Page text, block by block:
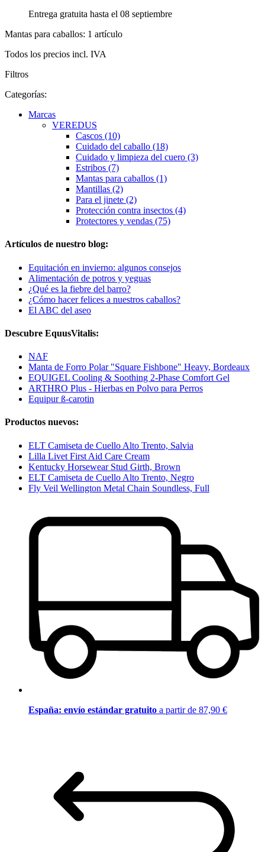
Entrega gratuita hasta el 08 septiembre
Mantas para caballos: 1 artículo
Todos los precios incl. IVA
Filtros
Categorías:
Marcas
VEREDUS
Cascos (10)
Cuidado del caballo (18)
Cuidado y limpieza del cuero (3)
Estribos (7)
Mantas para caballos (1)
Mantillas (2)
Para el jinete (2)
Protección contra insectos (4)
Protectores y vendas (75)
Artículos de nuestro blog:
Equitación en invierno: algunos consejos
Alimentación de potros y yeguas
¿Qué es la fiebre del barro?
¿Cómo hacer felices a nuestros caballos?
El ABC del aseo
Descubre EquusVitalis:
NAF
Manta de Forro Polar "Square Fishbone" Heavy, Bordeaux
EQUIGEL Cooling & Soothing 2-Phase Comfort Gel
ARTHRO Plus - Hierbas en Polvo para Perros
Equipur ß-carotin
Productos nuevos:
ELT Camiseta de Cuello Alto Trento, Salvia
Lilla Livet First Aid Care Cream
Kentucky Horsewear Stud Girth, Brown
ELT Camiseta de Cuello Alto Trento, Negro
Fly Veil Wellington Metal Chain Soundless, Full
España: envío estándar gratuito a partir de 87,90 €